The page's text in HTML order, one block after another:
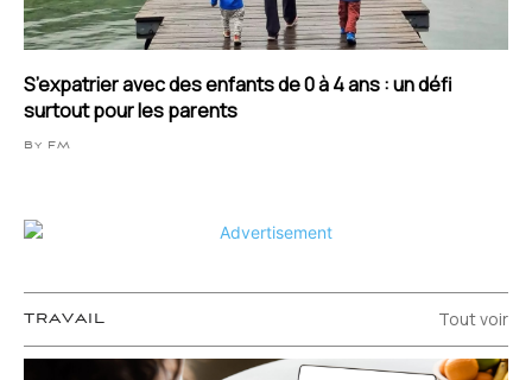
S’expatrier avec des enfants de 0 à 4 ans : un défi
surtout pour les parents
By FM
TRAVAIL Tout voir